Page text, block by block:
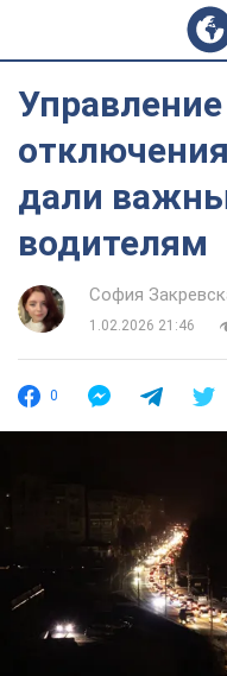
дали
водителям
София
1.02.2026 21:46
0